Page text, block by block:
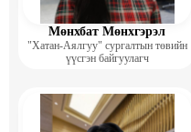
Мөнхбат Мөнхгэрэл
"Хатан-Аялгуу" сургалтын төвийн
үүсгэн байгуулагч